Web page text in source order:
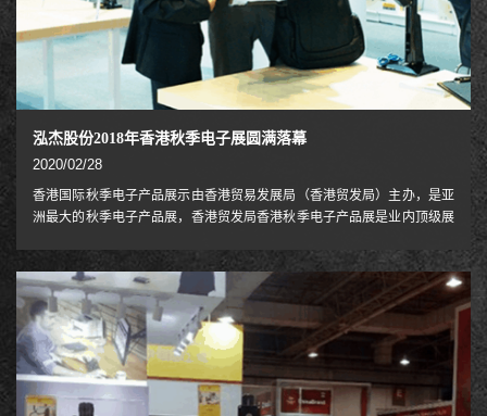
泓杰股份2018年香港秋季电子展圆满落幕
2020/02/28
香港国际秋季电子产品展示由香港贸易发展局（香港贸发局）主办，是亚
洲最大的秋季电子产品展，香港贸发局香港秋季电子产品展是业内顶级展
括：穿戴式电子产品、3D打印、连网家居、无人操控技术、视听产品、品
牌电子、环保节能、i-World、包装及设计、导航系统、创新发明、电讯设
备和检测及认证服务等一应俱全。 此次展会上我司泓杰股份将重点展示人
体工程学桌面显示器气缸类支架产品，人体工学移动视频会议推车，人体
工学多功能电视挂架，重型壁挂架，引发围观，咨询络绎不